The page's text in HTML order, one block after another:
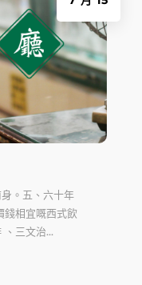
。五、六十年
錢相宜嘅西式飲
、三文治...